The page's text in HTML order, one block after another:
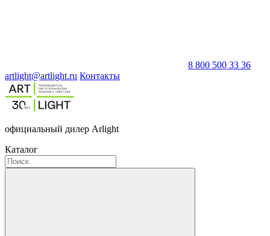
8 800 500 33 36
artlight@artlight.ru Контакты
официальный дилер Arlight
Каталог